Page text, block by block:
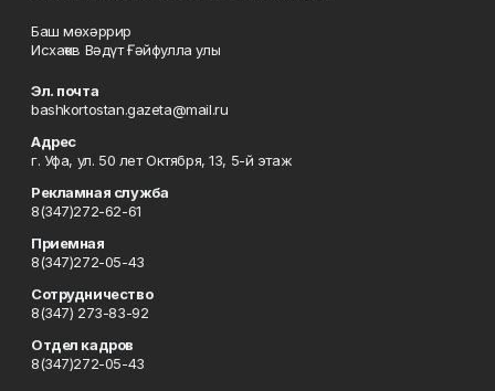
Баш мөхәррир
Исхаҡов Вәдүт Ғәйфулла улы
Эл. почта
bashkortostan.gazeta@mail.ru
Адрес
г. Уфа, ул. 50 лет Октября, 13, 5-й этаж
Рекламная служба
8(347)272-62-61
Приемная
8(347)272-05-43
Сотрудничество
8(347) 273-83-92
Отдел кадров
8(347)272-05-43